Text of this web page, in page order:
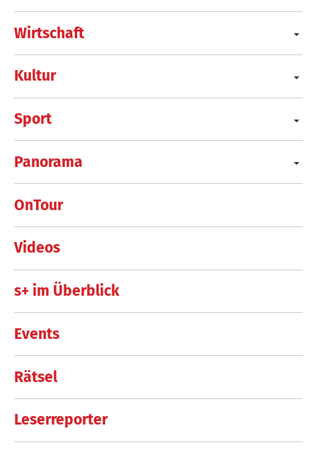
Wirtschaft
Kultur
Sport
Panorama
OnTour
Videos
s+ im Überblick
Events
Rätsel
Leserreporter